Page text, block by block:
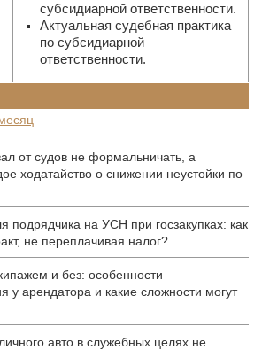
субсидиарной ответственности.
Актуальная судебная практика
по субсидиарной
ответственности.
от судов не формальничать, а
ходатайство о снижении неустойки по
подрядчика на УСН при госзакупках: как
не переплачивая налог?
и без: особенности
у арендатора и какие сложности могут
авто в служебных целях не